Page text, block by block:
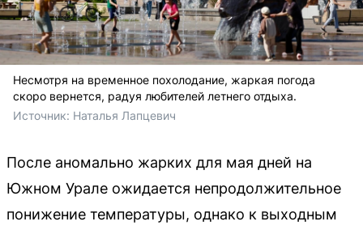
Несмотря на временное похолодание, жаркая погода
скоро вернется, радуя любителей летнего отдыха.
Источник: Наталья Лапцевич
После аномально жарких для мая дней на
Южном Урале ожидается непродолжительное
понижение температуры, однако к выходным